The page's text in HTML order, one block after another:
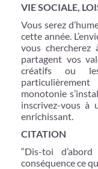
VIE SOCIALE,
Vous serez
cette année.
vous
partagent vos
créatifs ou
monotonie
inscrivez-vous à
enrichissant.
CITATION
“Dis-toi
conséquence ce